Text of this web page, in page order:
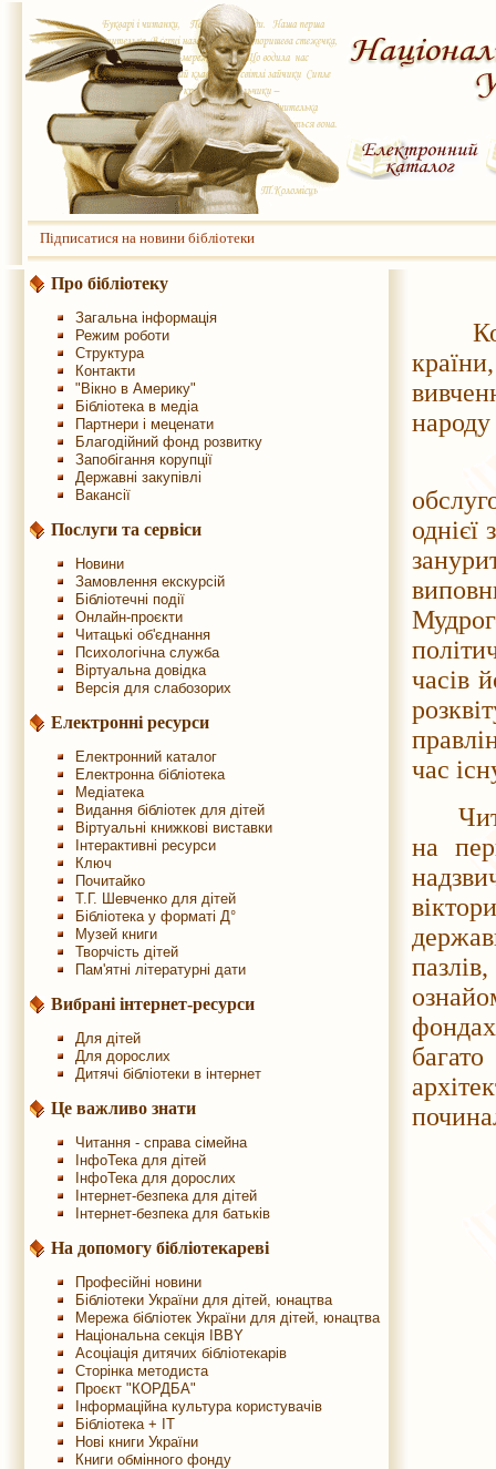
Підписатися на новини бібліотеки
Про бібліотеку
Загальна інформація
Режим роботи
Структура
Контакти
"Вікно в Америку"
Бібліотека в медіа
Партнери і меценати
Благодійний фонд розвитку
Запобігання корупції
Державні закупівлі
Вакансії
Послуги та сервіси
Новини
Замовлення екскурсій
Бібліотечні події
Онлайн-проєкти
Читацькі об'єднання
Психологічна служба
Віртуальна довідка
Версія для слабозорих
Електронні ресурси
Електронний каталог
Електронна бібліотека
Медіатека
Видання бібліотек для дітей
Віртуальні книжкові виставки
Інтерактивні ресурси
Ключ
Почитайко
Т.Г. Шевченко для дітей
Бібліотека у форматі Д°
Музей книги
Творчість дітей
Пам'ятні літературні дати
Вибрані інтернет-ресурси
Для дітей
Для дорослих
Дитячі бібліотеки в інтернет
Це важливо знати
Читання - справа сімейна
ІнфоТека для дітей
ІнфоТека для дорослих
Інтернет-безпека для дітей
Інтернет-безпека для батьків
На допомогу бібліотекареві
Професійні новини
Бібліотеки України для дітей, юнацтва
Мережа бібліотек України для дітей, юнацтва
Національна секція IBBY
Асоціація дитячих бібліотекарів
Сторінка методиста
Проєкт "КОРДБА"
Інформаційна культура користувачів
Бібліотека + IT
Нові книги України
Книги обмінного фонду
народу
часів
час
на